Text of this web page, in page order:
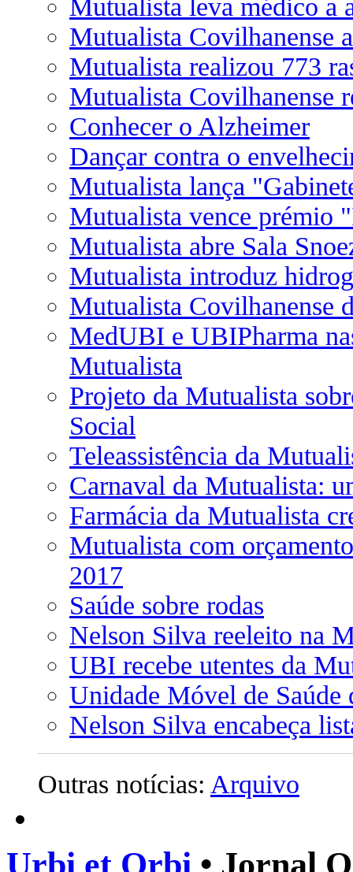
Mutualista leva médico a
Mutualista Covilhanense
Mutualista realizou 773
Mutualista Covilhanense
Conhecer o Alzheimer
Dançar contra o
Mutualista lança
Mutualista vence prémio
Mutualista abre Sala
Mutualista introduz
Mutualista Covilhanense
MedUBI e UBIPharma
Mutualista
Projeto da Mutualista
Social
Teleassistência da
Carnaval da Mutualista:
Farmácia da Mutualista
Mutualista com
2017
Saúde sobre rodas
Nelson Silva reeleito na
UBI recebe utentes da
Unidade Móvel de Saúde
Nelson Silva encabeça
Outras notícias: Arquivo